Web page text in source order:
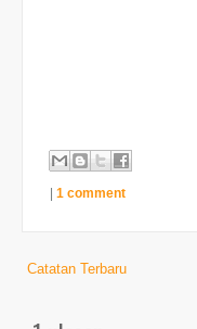
| 1 comment
Catatan Terbaru